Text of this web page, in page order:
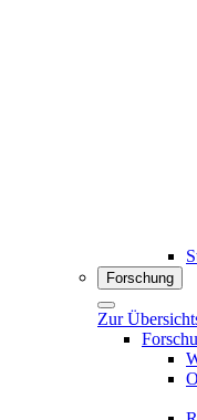
Forschung
Zur